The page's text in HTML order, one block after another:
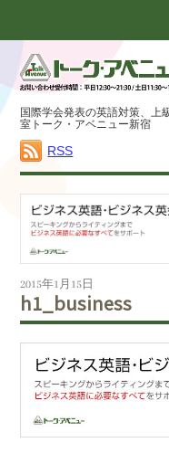
down
content
国際学会発表の英語対策、上
室トーク・アベニュー新宿
RSS
2015年1月15日
h1_business